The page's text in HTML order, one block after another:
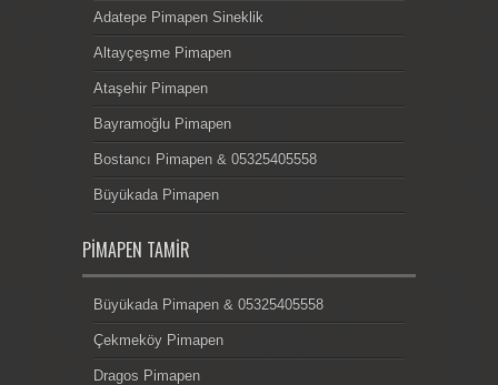
Adatepe Pimapen Sineklik
Altayçeşme Pimapen
Ataşehir Pimapen
Bayramoğlu Pimapen
Bostancı Pimapen & 05325405558
Büyükada Pimapen
PIMAPEN TAMIR
Büyükada Pimapen & 05325405558
Çekmeköy Pimapen
Dragos Pimapen